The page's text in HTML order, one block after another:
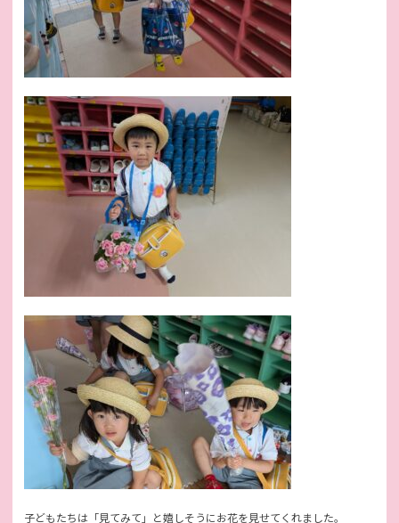
子どもたちは「見てみて」と嬉しそうにお花を見せてくれました。